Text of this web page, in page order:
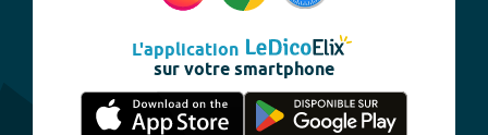
L'application
sur votre smartphone